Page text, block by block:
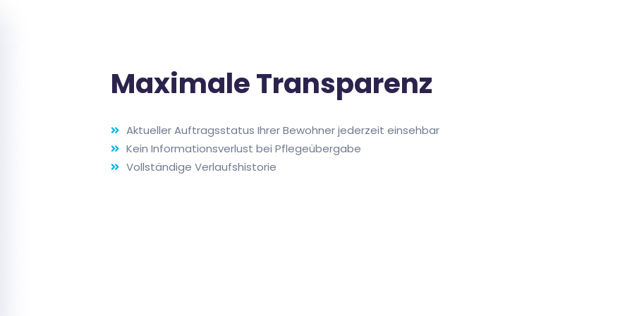
Maximale Transparenz
Aktueller Auftragsstatus Ihrer Bewohner jederzeit einsehbar
Kein Informationsverlust bei Pflegeübergabe
Vollständige Verlaufshistorie